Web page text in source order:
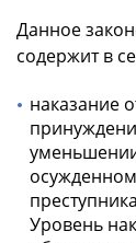
Данное
содержит в
наказание
Уровень